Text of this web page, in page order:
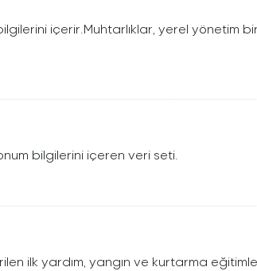
içerir.Muhtarlıklar, yerel yönetim
bilgilerini içeren veri seti.
ilk yardım, yangın ve kurtarma